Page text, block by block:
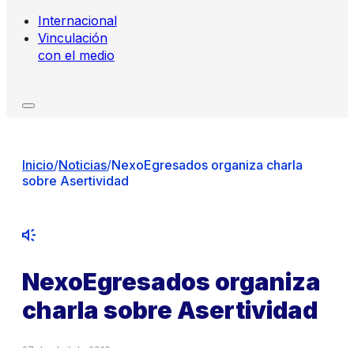
Internacional
Vinculación
con el medio
Inicio/Noticias/NexoEgresados organiza charla
sobre Asertividad
NexoEgresados organiza
charla sobre Asertividad